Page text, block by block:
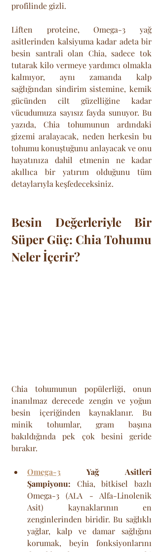
profilinde gizli.
Liften proteine, Omega-3 yağ
asitlerinden kalsiyuma kadar adeta bir
besin santrali olan Chia, sadece tok
tutarak kilo vermeye yardımcı olmakla
kalmıyor, aynı zamanda kalp
sağlığından sindirim sistemine, kemik
gücünden cilt güzelliğine kadar
vücudumuza sayısız fayda sunuyor. Bu
yazıda, Chia tohumunun ardındaki
gizemi aralayacak, neden herkesin bu
tohumu konuştuğunu anlayacak ve onu
hayatınıza dahil etmenin ne kadar
akıllıca bir yatırım olduğunu tüm
detaylarıyla keşfedeceksiniz.
Besin Değerleriyle Bir
Süper Güç: Chia Tohumu
Neler İçerir?
Chia tohumunun popülerliği, onun
inanılmaz derecede zengin ve yoğun
besin içeriğinden kaynaklanır. Bu
minik tohumlar, gram başına
bakıldığında pek çok besini geride
bırakır.
Omega-3 Yağ Asitleri
Şampiyonu: Chia, bitkisel bazlı
Omega-3 (ALA - Alfa-Linolenik
Asit) kaynaklarının en
zenginlerinden biridir. Bu sağlıklı
yağlar, kalp ve damar sağlığını
korumak, beyin fonksiyonlarını